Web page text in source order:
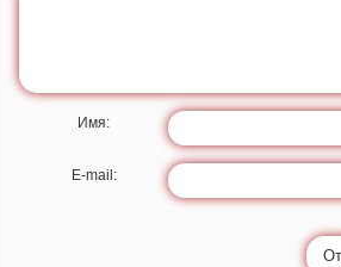
Имя:
E-mail: